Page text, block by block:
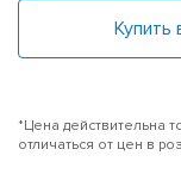
Купить
*Цена действительна
отличаться от цен в